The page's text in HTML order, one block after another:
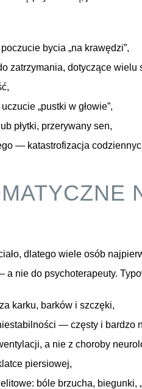
bycia „na krawędzi”,
zatrzymania, dotyczące wielu
„pustki w głowie”,
płytki, przerywany sen,
— katastrofizacja
dlatego wiele osób
nie do psychoterapeuty.
karku, barków i szczęki,
— częsty i bardzo
a nie z choroby
piersiowej,
bóle brzucha, biegunki,